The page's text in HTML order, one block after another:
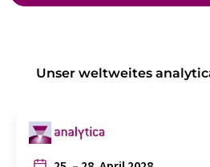
Unser weltweites